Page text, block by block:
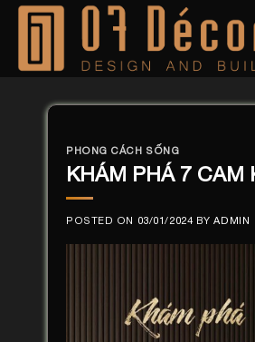
Skip
PHONG CÁCH SỐNG
KHÁM PHÁ 7 CAM
POSTED ON 03/01/2024 BYADMIN